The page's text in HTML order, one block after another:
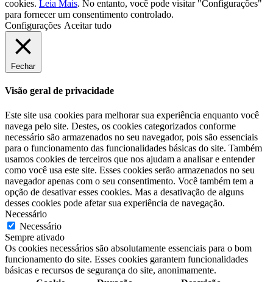
cookies. Leia Mais. No entanto, você pode visitar "Configurações"
para fornecer um consentimento controlado.
Configurações Aceitar tudo
Fechar
Visão geral de privacidade
Este site usa cookies para melhorar sua experiência enquanto você
navega pelo site. Destes, os cookies categorizados conforme
necessário são armazenados no seu navegador, pois são essenciais
para o funcionamento das funcionalidades básicas do site. Também
usamos cookies de terceiros que nos ajudam a analisar e entender
como você usa este site. Esses cookies serão armazenados no seu
navegador apenas com o seu consentimento. Você também tem a
opção de desativar esses cookies. Mas a desativação de alguns
desses cookies pode afetar sua experiência de navegação.
Necessário
Necessário
Sempre ativado
Os cookies necessários são absolutamente essenciais para o bom
funcionamento do site. Esses cookies garantem funcionalidades
básicas e recursos de segurança do site, anonimamente.